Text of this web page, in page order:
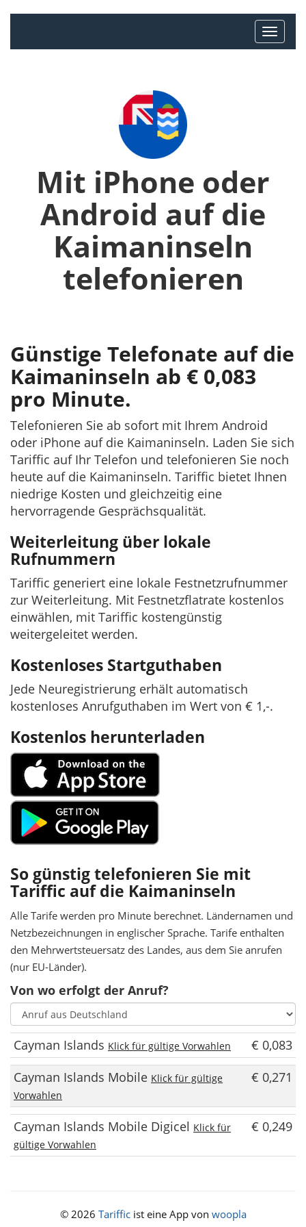
Mit iPhone oder
Android auf die
Kaimaninseln
telefonieren
Günstige Telefonate auf die
Kaimaninseln ab € 0,083
pro Minute.
Telefonieren Sie ab sofort mit Ihrem Android
oder iPhone auf die Kaimaninseln. Laden Sie sich
Tariffic auf Ihr Telefon und telefonieren Sie noch
heute auf die Kaimaninseln. Tariffic bietet Ihnen
niedrige Kosten und gleichzeitig eine
hervorragende Gesprächsqualität.
Weiterleitung über lokale
Rufnummern
Tariffic generiert eine lokale Festnetzrufnummer
zur Weiterleitung. Mit Festnetzflatrate kostenlos
einwählen, mit Tariffic kostengünstig
weitergeleitet werden.
Kostenloses Startguthaben
Jede Neuregistrierung erhält automatisch
kostenloses Anrufguthaben im Wert von € 1,-.
Kostenlos herunterladen
So günstig telefonieren Sie mit
Tariffic auf die Kaimaninseln
Alle Tarife werden pro Minute berechnet. Ländernamen und
Netzbezeichnungen in englischer Sprache. Tarife enthalten
den Mehrwertsteuersatz des Landes, aus dem Sie anrufen
(nur EU-Länder).
Von wo erfolgt der Anruf?
Cayman Islands Klick für gültige Vorwahlen
€ 0,083
Cayman Islands Mobile Klick für gültige
Vorwahlen
€ 0,271
Cayman Islands Mobile Digicel Klick für
gültige Vorwahlen
€ 0,249
© 2026 Tarifficist eine App von woopla